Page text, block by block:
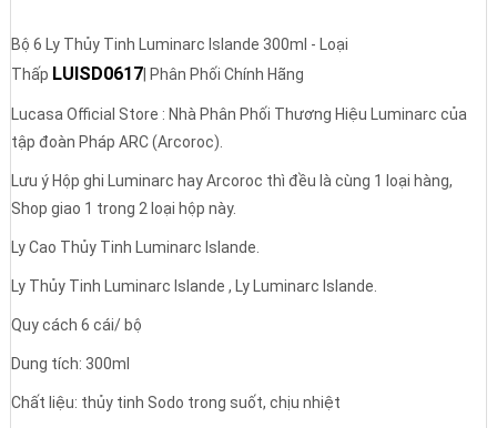
Bộ 6 Ly Thủy Tinh Luminarc Islande 300ml - Loại
Thấp LUISD0617| Phân Phối Chính Hãng
Lucasa Official Store : Nhà Phân Phối Thương Hiệu Luminarc của
tập đoàn Pháp ARC (Arcoroc).
Lưu ý Hộp ghi Luminarc hay Arcoroc thì đều là cùng 1 loại hàng,
Shop giao 1 trong 2 loại hộp này.
Ly Cao Thủy Tinh Luminarc Islande.
Ly Thủy Tinh Luminarc Islande , Ly Luminarc Islande.
Quy cách 6 cái/ bộ
Dung tích: 300ml
Chất liệu: thủy tinh Sodo trong suốt, chịu nhiệt